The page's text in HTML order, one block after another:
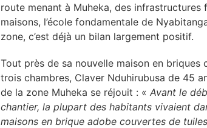
route menant à Muheka, des
maisons, l’école fondamentale de
zone, c’est déjà un bilan largement positif.
Tout près de sa nouvelle maison en briques
trois chambres, Claver Nduhirubusa de 45
de la zone Muheka se réjouit : « Avant le
chantier, la plupart des habitants vivaient
maisons en brique adobe couvertes de